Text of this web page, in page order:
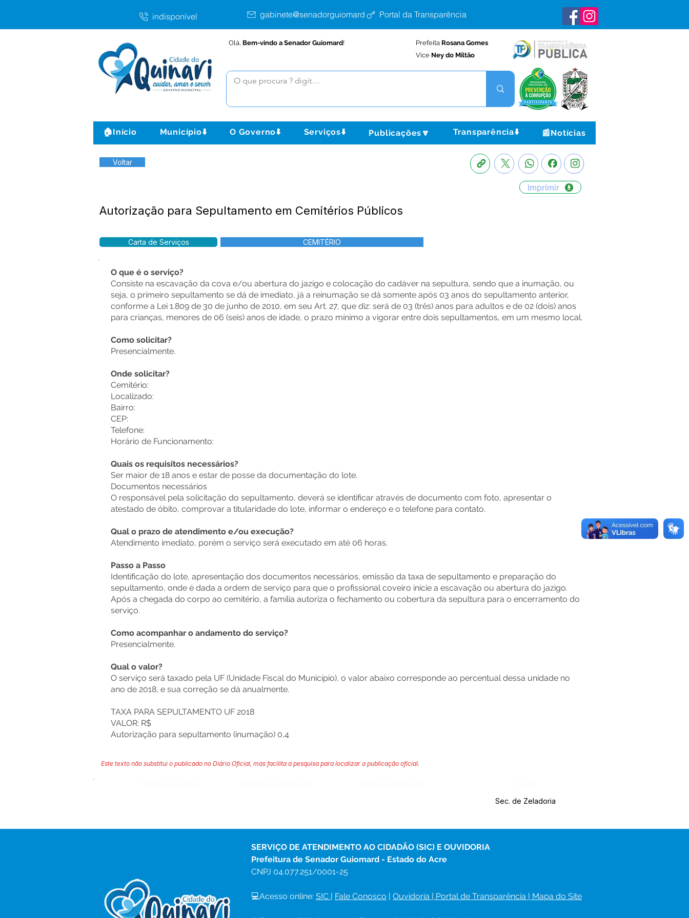
indisponível gabinete@senadorguiomard.ac.gov.brPortal da Transparência
Olá, Bem-vindo a Senador Guiomard! Prefeita Rosana Gomes
Vice Ney do Miltão
🏠Início Município⬇️ O Governo⬇️ Serviços⬇️ Publicações🔽 Transparência⬇️ 📰Notícias
Voltar
Imprimir
Autorização para Sepultamento em Cemitérios Públicos
Carta de Serviços CEMITÉRIO
O que é o serviço?
Consiste na escavação da cova e/ou abertura do jazigo e colocação do cadáver na sepultura, sendo que a inumação, ou
seja, o primeiro sepultamento se dá de imediato, já a reinumação se dá somente após 03 anos do sepultamento anterior,
conforme a Lei 1.809 de 30 de junho de 2010, em seu Art. 27, que diz: será de 03 (três) anos para adultos e de 02 (dois) anos
para crianças, menores de 06 (seis) anos de idade, o prazo mínimo a vigorar entre dois sepultamentos, em um mesmo local.
Como solicitar?
Presencialmente.
Onde solicitar?
Cemitério:
Localizado:
Bairro:
CEP:
Telefone:
Horário de Funcionamento:
Quais os requisitos necessários?
Ser maior de 18 anos e estar de posse da documentação do lote.
Documentos necessários
O responsável pela solicitação do sepultamento, deverá se identificar através de documento com foto, apresentar o
atestado de óbito, comprovar a titularidade do lote, informar o endereço e o telefone para contato.
Qual o prazo de atendimento e/ou execução?
Atendimento imediato, porém o serviço será executado em até 06 horas.
Passo a Passo
Identificação do lote, apresentação dos documentos necessários, emissão da taxa de sepultamento e preparação do
sepultamento, onde é dada a ordem de serviço para que o profissional coveiro inicie a escavação ou abertura do jazigo.
Após a chegada do corpo ao cemitério, a família autoriza o fechamento ou cobertura da sepultura para o encerramento do
serviço.
Como acompanhar o andamento do serviço?
Presencialmente.
Qual o valor?
O serviço será taxado pela UF (Unidade Fiscal do Município), o valor abaixo corresponde ao percentual dessa unidade no
ano de 2018, e sua correção se dá anualmente.
TAXA PARA SEPULTAMENTO UF 2018
VALOR: R$
Autorização para sepultamento (inumação) 0,4
Este texto não substitui o publicado no Diário Oficial, mas facilita a pesquisa para localizar a publicação oficial.
Sec. de Zeladoria
SERVIÇO DE ATENDIMENTO AO CIDADÃO (SIC) E OUVIDORIA
Prefeitura de Senador Guiomard - Estado do Acre
CNPJ 04.077.251/0001-25
💻Acesso online: SIC | Fale Conosco | Ouvidoria | Portal de Transparência | Mapa do Site